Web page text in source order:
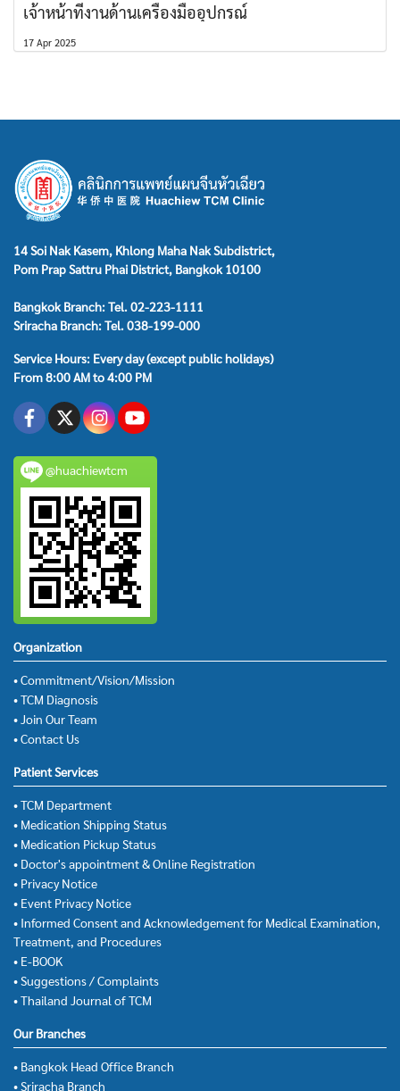
เจ้าหน้าที่งานด้านเครื่องมืออุปกรณ์
17 Apr 2025
14 Soi Nak Kasem, Khlong Maha Nak Subdistrict,
Pom Prap Sattru Phai District, Bangkok 10100
Bangkok Branch: Tel. 02-223-1111
Sriracha Branch: Tel. 038-199-000
Service Hours: Every day (except public holidays)
From 8:00 AM to 4:00 PM
@huachiewtcm
Organization
• Commitment/Vision/Mission
• TCM Diagnosis
• Join Our Team
• Contact Us
Patient Services
• TCM Department
• Medication Shipping Status
• Medication Pickup Status
• Doctor's appointment & Online Registration
• Privacy Notice
• Event Privacy Notice
• Informed Consent and Acknowledgement for Medical Examination,
Treatment, and Procedures
• E-BOOK
• Suggestions / Complaints
• Thailand Journal of TCM
Our Branches
• Bangkok Head Office Branch
• Sriracha Branch